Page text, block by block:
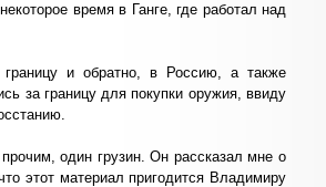
время в Ганге, где работал над
и обратно, в Россию, а также
за границу для покупки оружия, ввиду
один грузин. Он рассказал мне о
этот материал пригодится Владимиру